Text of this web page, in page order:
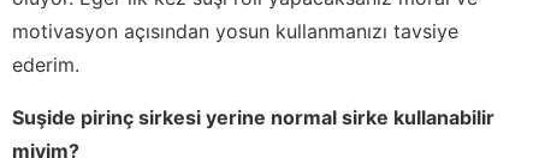
motivasyon açısından yosun kullanmanızı tavsiye
ederim.
Suşide pirinç sirkesi yerine normal sirke kullanabilir
miyim?